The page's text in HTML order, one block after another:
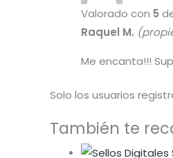
Valorado con 5
Raquel M.
Me encanta!!!
Solo los usuarios
También te